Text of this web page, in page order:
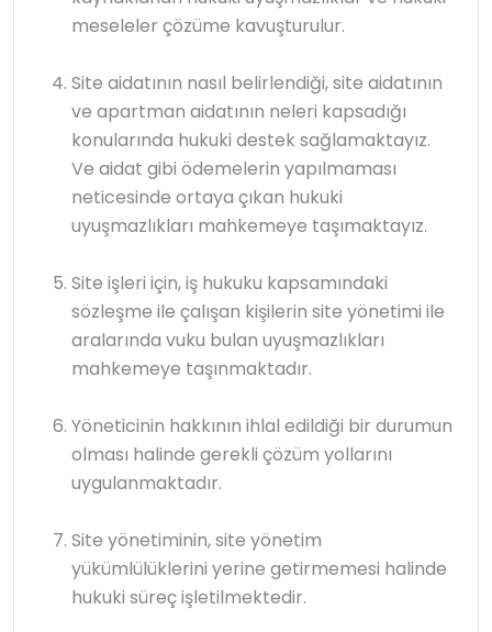
meseleler çözüme kavuşturulur.
Site aidatının nasıl belirlendiği, site aidatının
ve apartman aidatının neleri kapsadığı
konularında hukuki destek sağlamaktayız.
Ve aidat gibi ödemelerin yapılmaması
neticesinde ortaya çıkan hukuki
uyuşmazlıkları mahkemeye taşımaktayız.
Site işleri için, iş hukuku kapsamındaki
sözleşme ile çalışan kişilerin site yönetimi ile
aralarında vuku bulan uyuşmazlıkları
mahkemeye taşınmaktadır.
Yöneticinin hakkının ihlal edildiği bir durumun
olması halinde gerekli çözüm yollarını
uygulanmaktadır.
Site yönetiminin, site yönetim
yükümlülüklerini yerine getirmemesi halinde
hukuki süreç işletilmektedir.